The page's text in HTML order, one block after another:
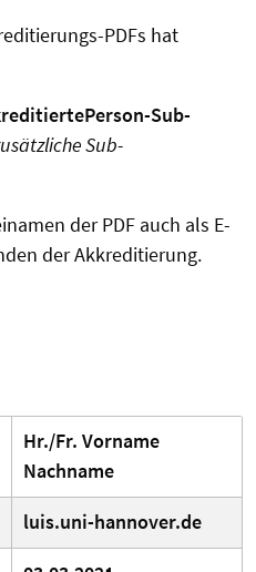
PDFs hat
Sub-
Sub-
der PDF auch als E-
der Akkreditierung.
Hr./Fr. Vorname
Nachname
luis.uni-hannover.de